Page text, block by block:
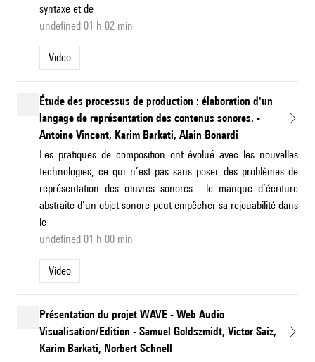
syntaxe et de
undefined 01 h 02 min
Video
Étude des processus de production : élaboration d'un
langage de représentation des contenus sonores. -
Antoine Vincent, Karim Barkati, Alain Bonardi
Les pratiques de composition ont évolué avec les nouvelles
technologies, ce qui n’est pas sans poser des problèmes de
représentation des œuvres sonores : le manque d’écriture
abstraite d’un objet sonore peut empêcher sa rejouabilité dans
le
undefined 01 h 00 min
Video
Présentation du projet WAVE - Web Audio
Visualisation/Edition - Samuel Goldszmidt, Victor Saiz,
Karim Barkati, Norbert Schnell